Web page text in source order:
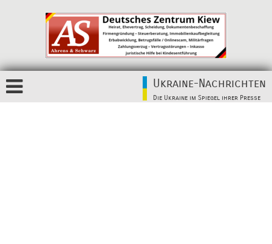
Ukraine-Nachrichten
Die Ukraine im Spiegel ihrer Presse